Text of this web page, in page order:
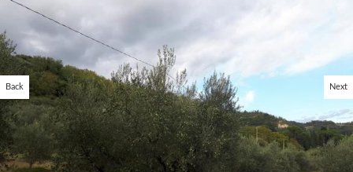
Back Next